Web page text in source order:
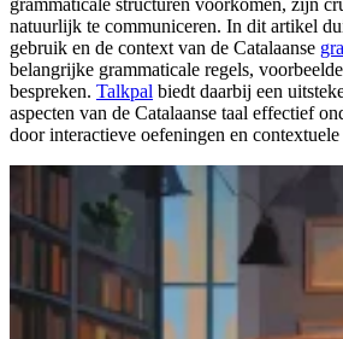
natuurlijk te communiceren. In dit artikel
gebruik en de context van de Catalaanse
belangrijke grammaticale regels,
bespreken. Talkpal biedt daarbij een
aspecten van de Catalaanse taal effectief
door interactieve oefeningen en